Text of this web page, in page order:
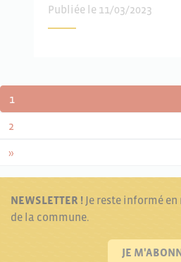
Publiée le 11/03/2023
NAVIGATION
1
2
»
NEWSLETTER ! Je reste informé
de la commune.
JE